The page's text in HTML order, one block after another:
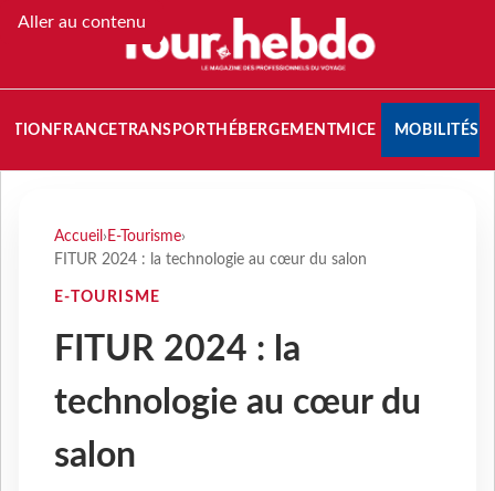
Aller au contenu
FRANCETRANSPORT HÉBERGEMENTMICE MOBILITÉS
Accueil › E-Tourisme›
FITUR 2024 : la technologie au cœur du salon
E-TOURISME
FITUR 2024 : la
technologie au cœur du
salon